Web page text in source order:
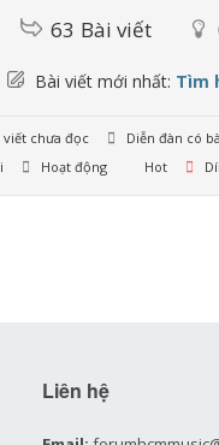
63 Bài viết
Bài viết mới nhất: Tìm
viết chưa đọc
Diễn đàn có
Hoạt động Hot
Liên hệ